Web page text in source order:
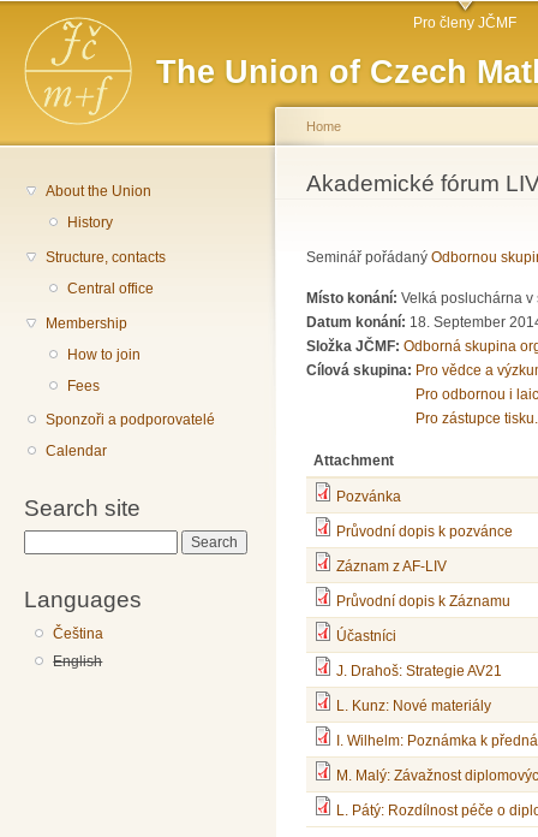
The Union of Czech
Main menu Pro členy JČMF
About the Union
History
Structure, contacts
Central office
Membership
How to join
Fees
Sponzoři a podporovatelé
Calendar
Search site
Languages
Čeština
English
You are here
Home
Akademické fórum
Seminář pořádaný Odbornou
Místo konání: Velká posluchárna v
Datum konání: 18. September
Složka JČMF: Odborná skupina
Cílová skupina: Pro vědce a
Pro odbornou i
Pro zástupce tisku.
Attachment
Pozvánka
Průvodní dopis k pozvánce
Záznam z AF-LIV
Průvodní dopis k Záznamu
Účastníci
J. Drahoš: Strategie AV21
L. Kunz: Nové materiály
I. Wilhelm: Poznámka k
M. Malý: Závažnost
L. Pátý: Rozdílnost péče o